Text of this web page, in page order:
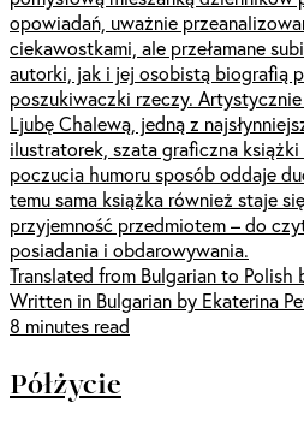
opowiadań, uważnie
ciekawostkami, ale przełamane
autorki, jak i jej osobistą biografią
poszukiwaczki rzeczy.
Ljubę Chalewą, jedną z
ilustratorek, szata graficzna książki
poczucia humoru sposób oddaje
temu sama książka również staje
przyjemność przedmiotem – do
posiadania i obdarowywania.
Translated from Bulgarian to Polish
Written in Bulgarian by Ekaterina
8 minutes read
Półżycie